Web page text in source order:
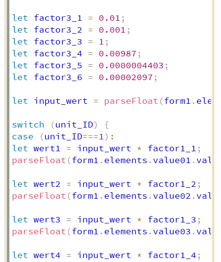
let factor3_1 = 0.01 ;
let factor3_2 = 0.001 ;
let factor3_3 = 1 ;
let factor3_4 = 0.00987 ;
let factor3_5 = 0.0000004403 ;
let factor3_6 = 0.00002097 ;
let input_wert = parseFloat (form1 .
switch (unit_ID)
{
case
(unit_ID===1) :
let wert1 = input_wert * factor1_1 ;
parseFloat (form1 . elements . value01 .
let wert2 = input_wert * factor1_2 ;
parseFloat (form1 . elements . value02 .
let wert3 = input_wert * factor1_3 ;
parseFloat (form1 . elements . value03 .
let wert4 = input_wert * factor1_4 ;